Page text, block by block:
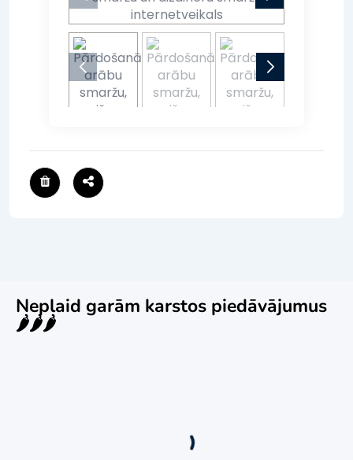
Neplaid garām karstos piedāvājumus
🌶️🌶️🌶️
Pārdod Premium Āra Saunu Ražošanas